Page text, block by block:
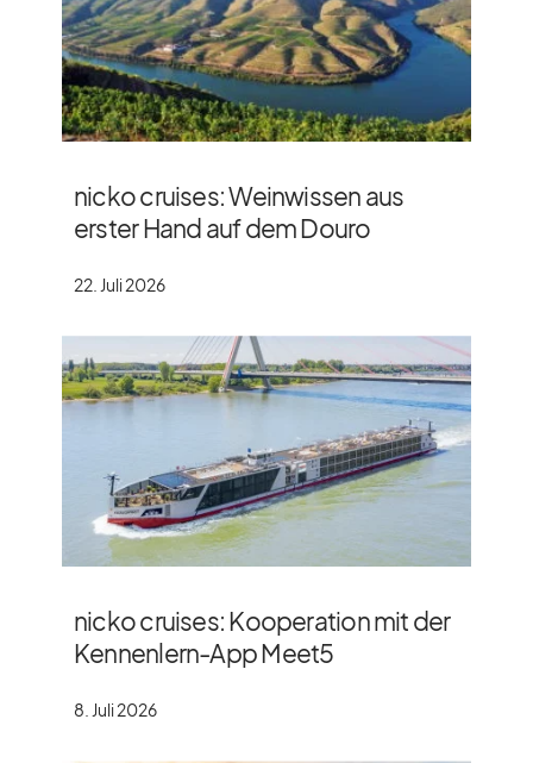
nicko cruises: Weinwissen aus
erster Hand auf dem Douro
22. Juli 2026
nicko cruises: Kooperation mit der
Kennenlern-App Meet5
8. Juli 2026